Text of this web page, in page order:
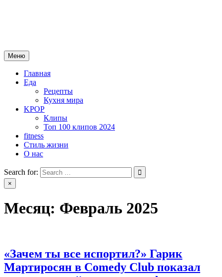
Меню
Главная
Еда
Рецепты
Кухня мира
KPOP
Клипы
Топ 100 клипов 2024
fitness
Стиль жизни
О нас
Search for:
×
Месяц: Февраль 2025
«Зачем ты все испортил?» Гарик
Мартиросян в Comedy Club показал